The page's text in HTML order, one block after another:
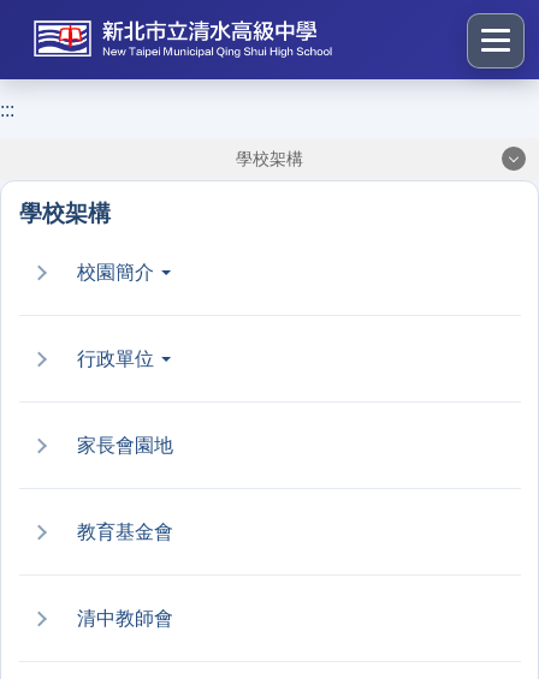
到
塊
:::
學校架構
學校架構
校園簡介
行政單位
家長會園地
教育基金會
清中教師會